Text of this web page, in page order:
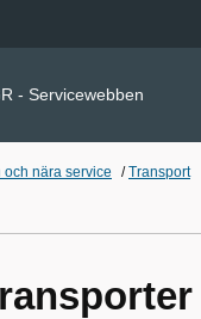
- Servicewebben
och nära service /Transport